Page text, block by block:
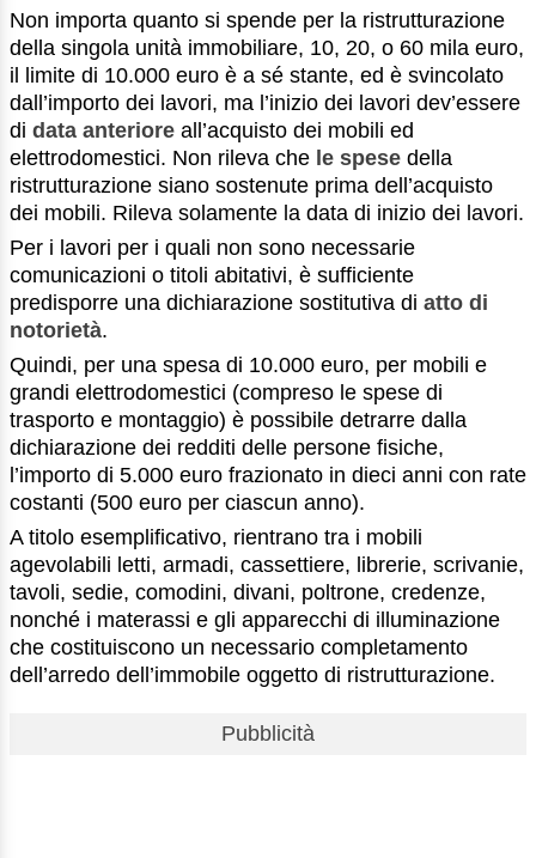
Non importa quanto si spende per la ristrutturazione
della singola unità immobiliare, 10, 20, o 60 mila euro,
il limite di 10.000 euro è a sé stante, ed è svincolato
dall’importo dei lavori, ma l’inizio dei lavori dev’essere
di data anteriore all’acquisto dei mobili ed
elettrodomestici. Non rileva che le spese della
ristrutturazione siano sostenute prima dell’acquisto
dei mobili. Rileva solamente la data di inizio dei lavori.
Per i lavori per i quali non sono necessarie
comunicazioni o titoli abitativi, è sufficiente
predisporre una dichiarazione sostitutiva di atto di
notorietà.
Quindi, per una spesa di 10.000 euro, per mobili e
grandi elettrodomestici (compreso le spese di
trasporto e montaggio) è possibile detrarre dalla
dichiarazione dei redditi delle persone fisiche,
l’importo di 5.000 euro frazionato in dieci anni con rate
costanti (500 euro per ciascun anno).
A titolo esemplificativo, rientrano tra i mobili
agevolabili letti, armadi, cassettiere, librerie, scrivanie,
tavoli, sedie, comodini, divani, poltrone, credenze,
nonché i materassi e gli apparecchi di illuminazione
che costituiscono un necessario completamento
dell’arredo dell’immobile oggetto di ristrutturazione.
Pubblicità